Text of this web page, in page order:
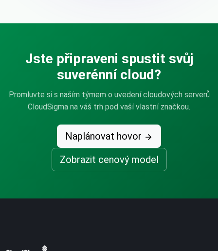
Jste připraveni spustit svůj
suverénní cloud?
Promluvte si s naším týmem o uvedení cloudových serverů
CloudSigma na váš trh pod vaší vlastní značkou.
Naplánovat hovor
Zobrazit cenový model